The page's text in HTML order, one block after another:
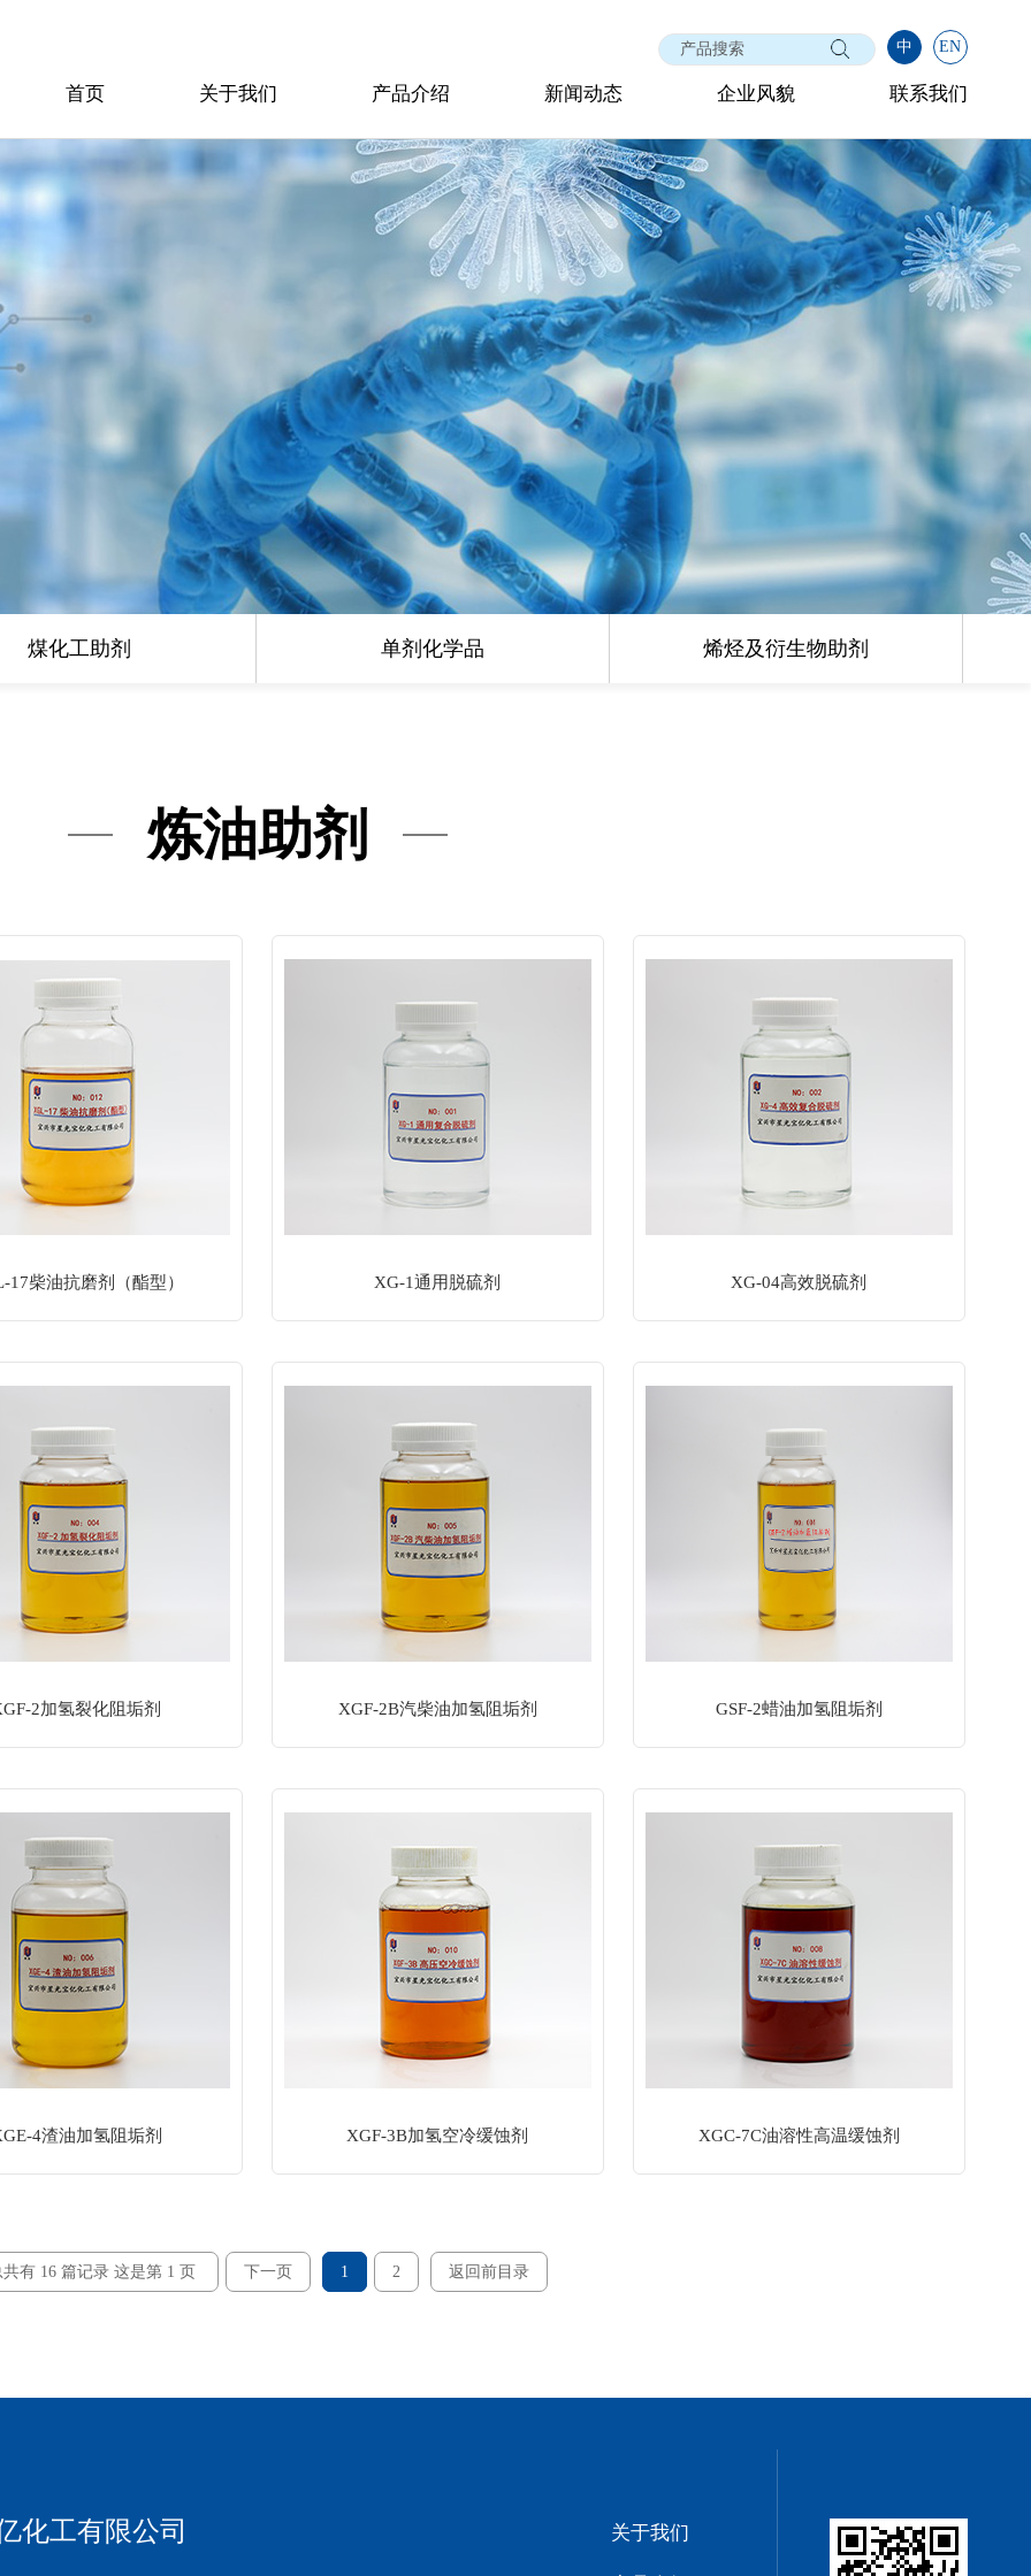
EN
中
首页 关于我们 产品介绍 新闻动态 企业风貌 联系我们
煤化工助剂 单剂化学品 烯烃及衍生物助剂
炼油助剂
17柴油抗磨剂（酯型） XG-1通用脱硫剂 XG-04高效脱硫剂
2加氢裂化阻垢剂 XGF-2B汽柴油加氢阻垢剂 GSF-2蜡油加氢阻垢剂
4渣油加氢阻垢剂 XGF-3B加氢空冷缓蚀剂 XGC-7C油溶性高温缓蚀剂
有 16 篇记录 这是第 1 页 下一页 1 2 返回前目录
化工有限公司 关于我们